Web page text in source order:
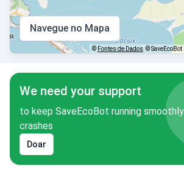
Navegue no Mapa
© Fontes de Dados © SaveEcoBot
We need your support
to keep SaveEcoBot running
crashes
Doar